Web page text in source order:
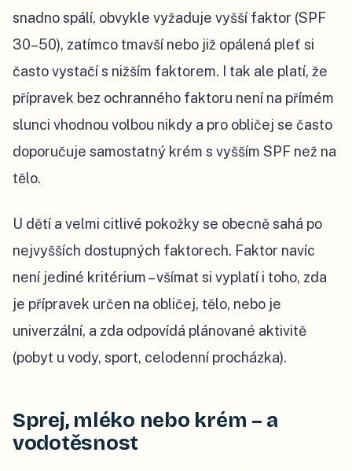
snadno spálí, obvykle vyžaduje vyšší faktor (SPF
30–50), zatímco tmavší nebo již opálená pleť si
často vystačí s nižším faktorem. I tak ale platí, že
přípravek bez ochranného faktoru není na přímém
slunci vhodnou volbou nikdy a pro obličej se často
doporučuje samostatný krém s vyšším SPF než na
tělo.
U dětí a velmi citlivé pokožky se obecně sahá po
nejvyšších dostupných faktorech. Faktor navíc
není jediné kritérium – všímat si vyplatí i toho, zda
je přípravek určen na obličej, tělo, nebo je
univerzální, a zda odpovídá plánované aktivitě
(pobyt u vody, sport, celodenní procházka).
Sprej, mléko nebo krém – a
vodotěsnost